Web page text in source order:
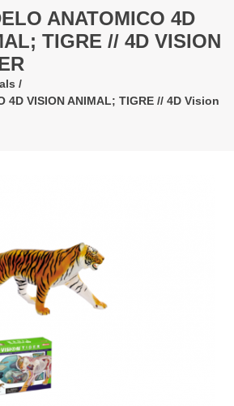
ANATOMICO 4D
TIGRE // 4D VISION
/
4D VISION ANIMAL; TIGRE // 4D Vision